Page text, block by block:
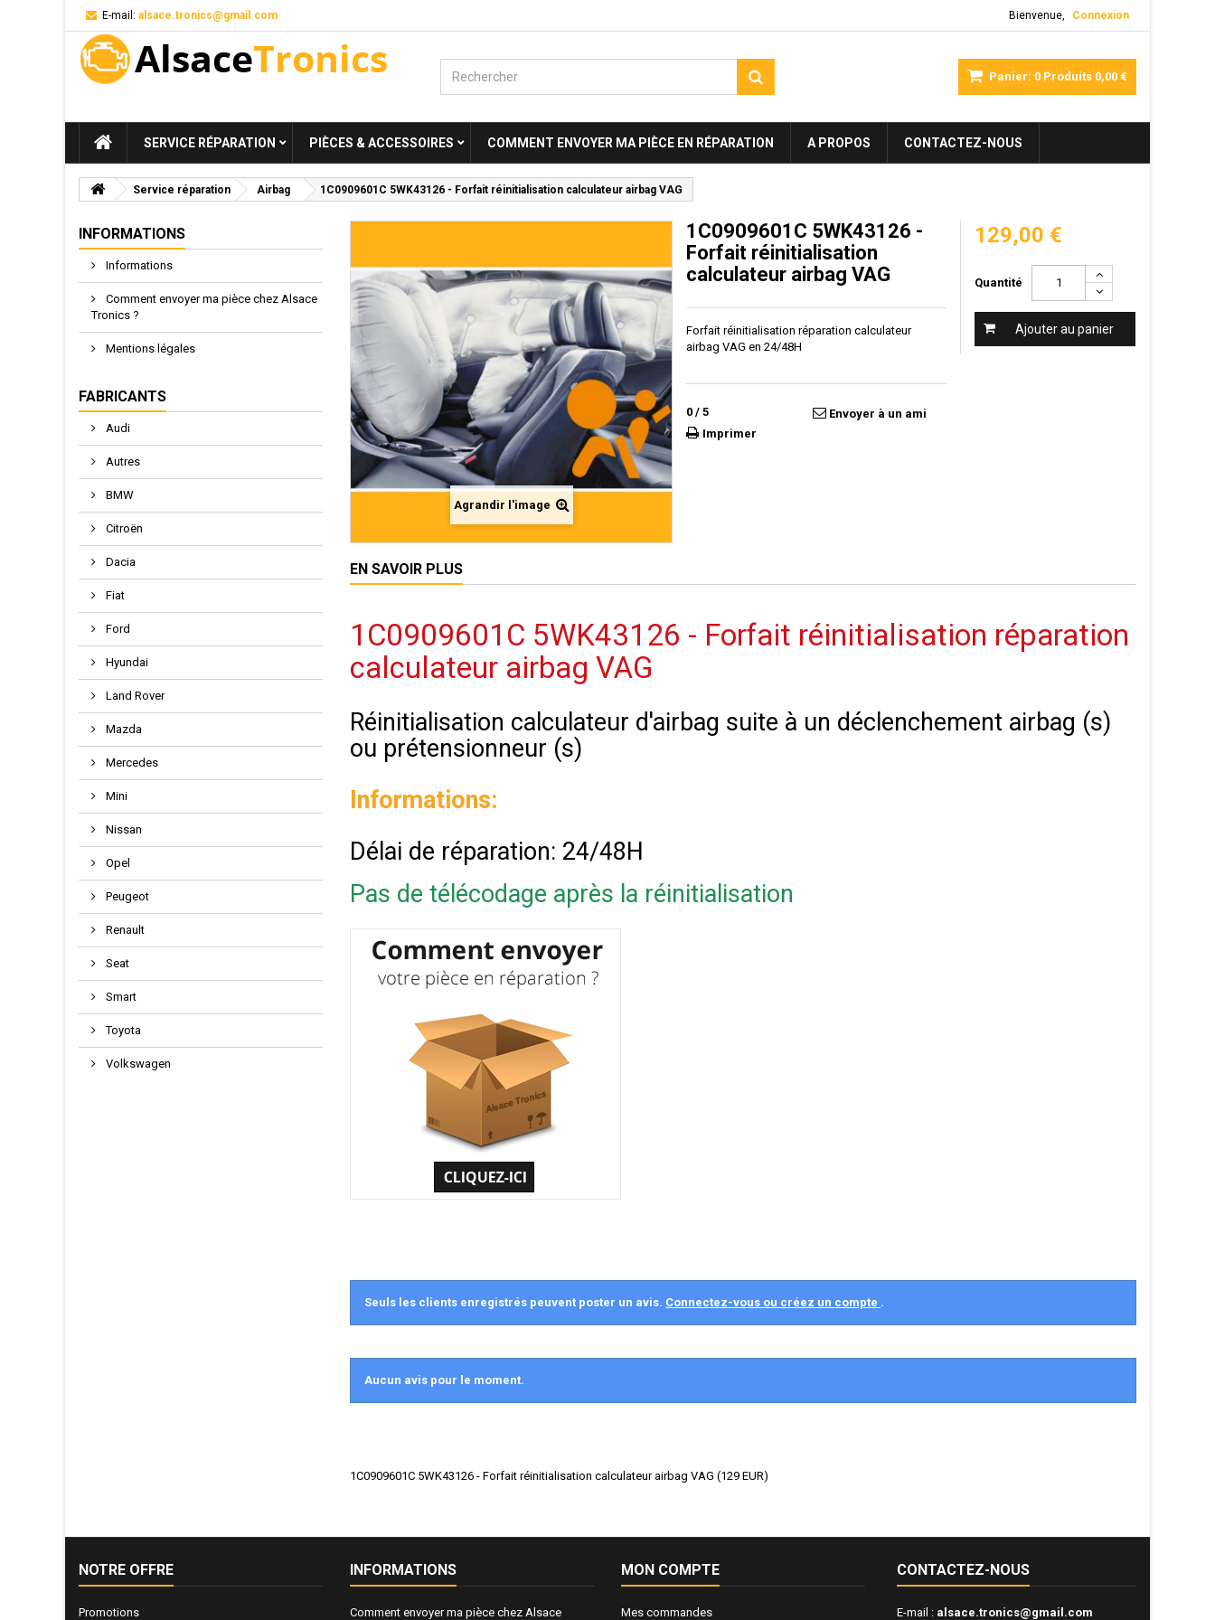
Bienvenue, Connexion
E-mail: alsace.tronics@gmail.com
Panier: 0 Produits 0,00 €
SERVICE RÉPARATION PIÈCES & ACCESSOIRES COMMENT ENVOYER MA PIÈCE EN RÉPARATION A PROPOS CONTACTEZ-NOUS
Service réparation Airbag 1C0909601C 5WK43126 - Forfait réinitialisation calculateur airbag VAG
INFORMATIONS
Informations
Comment envoyer ma pièce chez Alsace
Tronics ?
Mentions légales
FABRICANTS
Audi
Autres
BMW
Citroën
Dacia
Fiat
Ford
Hyundai
Land Rover
Mazda
Mercedes
Mini
Nissan
Opel
Peugeot
Renault
Seat
Smart
Toyota
Volkswagen
Agrandir l'image
1C0909601C 5WK43126 -
Forfait réinitialisation
calculateur airbag VAG
Forfait réinitialisation réparation calculateur
airbag VAG en 24/48H
0 / 5
Envoyer à un ami
Imprimer
129,00 €
Quantité
Ajouter au panier
EN SAVOIR PLUS
1C0909601C 5WK43126 - Forfait réinitialisation réparation
calculateur airbag VAG
Réinitialisation calculateur d'airbag suite à un déclenchement airbag (s)
ou prétensionneur (s)
Informations:
Délai de réparation: 24/48H
Pas de télécodage après la réinitialisation
Seuls les clients enregistrés peuvent poster un avis. Connectez-vous ou créez un compte .
Aucun avis pour le moment.
1C0909601C 5WK43126 - Forfait réinitialisation calculateur airbag VAG (129 EUR)
NOTRE OFFRE
Promotions
INFORMATIONS
Comment envoyer ma pièce chez Alsace
MON COMPTE
Mes commandes
CONTACTEZ-NOUS
E-mail : alsace.tronics@gmail.com